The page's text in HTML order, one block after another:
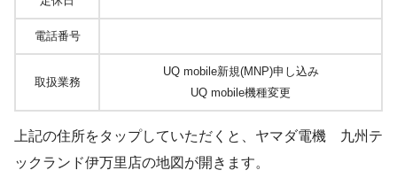
電話番号
取扱業務
UQ mobile新規(MNP)申し込み
UQ mobile機種変更
上記の住所をタップしていただくと、ヤマダ電機 九州テ
ックランド伊万里店の地図が開きます。